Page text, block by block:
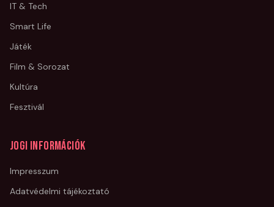
IT & Tech
Smart Life
Játék
Film & Sorozat
Kultúra
Fesztivál
Jogi információk
Impresszum
Adatvédelmi tájékoztató